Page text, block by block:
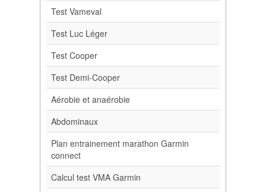
Test Vameval
Test Luc Léger
Test Cooper
Test Demi-Cooper
Aérobie et anaérobie
Abdominaux
Plan entrainement marathon Garmin
connect
Calcul test VMA Garmin